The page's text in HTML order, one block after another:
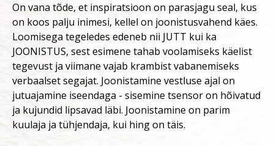
On vana tõde, et inspiratsioon on parasjagu seal, kus
on koos palju inimesi, kellel on joonistusvahend käes.
Loomisega tegeledes edeneb nii JUTT kui ka
JOONISTUS, sest esimene tahab voolamiseks käelist
tegevust ja viimane vajab krambist vabanemiseks
verbaalset segajat. Joonistamine vestluse ajal on
jutuajamine iseendaga - sisemine tsensor on hõivatud
ja kujundid lipsavad läbi. Joonistamine on parim
kuulaja ja tühjendaja, kui hing on täis.